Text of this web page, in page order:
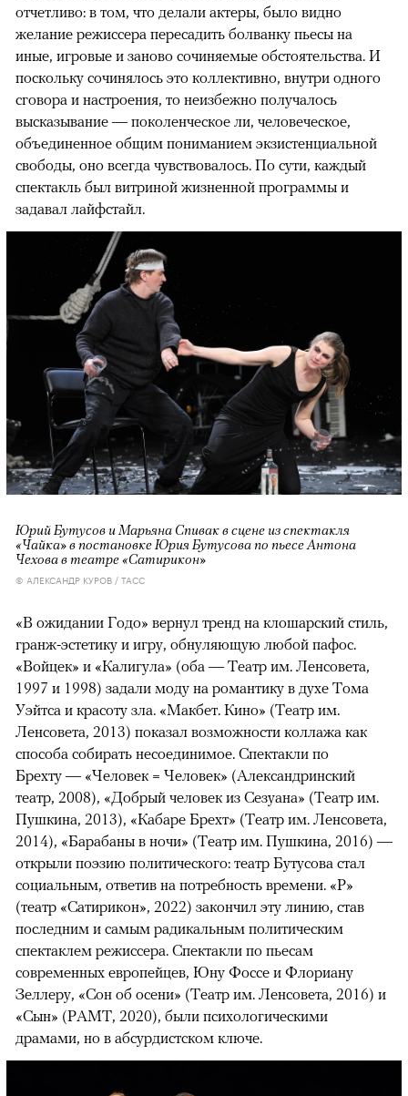
отчетливо: в том, что делали актеры, было видно
желание режиссера пересадить болванку пьесы на
иные, игровые и заново сочиняемые обстоятельства. И
поскольку сочинялось это коллективно, внутри одного
сговора и настроения, то неизбежно получалось
высказывание — поколенческое ли, человеческое,
объединенное общим пониманием экзистенциальной
свободы, оно всегда чувствовалось. По сути, каждый
спектакль был витриной жизненной программы и
задавал лайфстайл.
Юрий Бутусов и Марьяна Спивак в сцене из спектакля
«Чайка» в постановке Юрия Бутусова по пьесе Антона
Чехова в театре «Сатирикон»
© АЛЕКСАНДР КУРОВ / ТАСС
«В ожидании Годо» вернул тренд на клошарский стиль,
гранж-эстетику и игру, обнуляющую любой пафос.
«Войцек» и «Калигула» (оба — Театр им. Ленсовета,
1997 и 1998) задали моду на романтику в духе Тома
Уэйтса и красоту зла. «Макбет. Кино» (Театр им.
Ленсовета, 2013) показал возможности коллажа как
способа собирать несоединимое. Спектакли по
Брехту — «Человек = Человек» (Александринский
театр, 2008), «Добрый человек из Сезуана» (Театр им.
Пушкина, 2013), «Кабаре Брехт» (Театр им. Ленсовета,
2014), «Барабаны в ночи» (Театр им. Пушкина, 2016) —
открыли поэзию политического: театр Бутусова стал
социальным, ответив на потребность времени. «Р»
(театр «Сатирикон», 2022) закончил эту линию, став
последним и самым радикальным политическим
спектаклем режиссера. Спектакли по пьесам
современных европейцев, Юну Фоссе и Флориану
Зеллеру, «Сон об осени» (Театр им. Ленсовета, 2016) и
«Сын» (РАМТ, 2020), были психологическими
драмами, но в абсурдистском ключе.